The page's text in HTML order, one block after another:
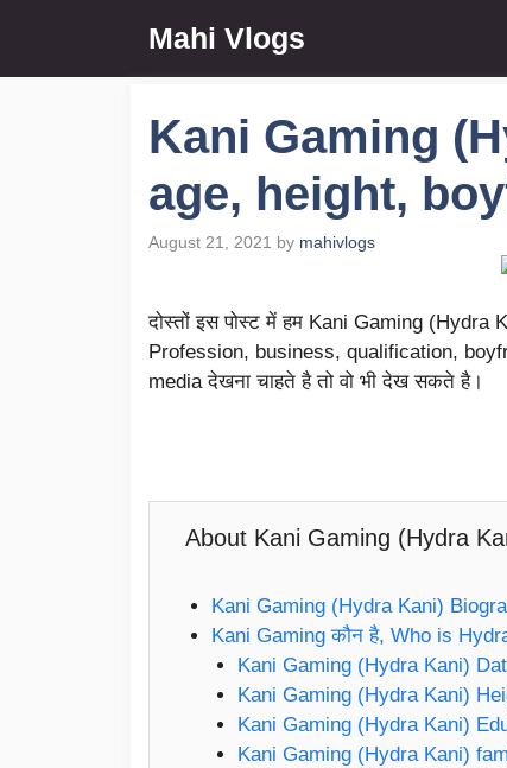
content
Mahi Vlogs
Kani Gaming
age, height,
August 21, 2021 by mahivlogs
दोस्तों इस पोस्ट में हम Kani Gaming
Profession, business, qualification,
media देखना चाहते है तो वो भी देख सकते है।
About Kani Gaming (Hydra
Kani Gaming (Hydra Kani)
Kani Gaming कौन है, Who is
Kani Gaming (Hydra Kani)
Kani Gaming (Hydra Kani)
Kani Gaming (Hydra Kani)
Kani Gaming (Hydra Kani)